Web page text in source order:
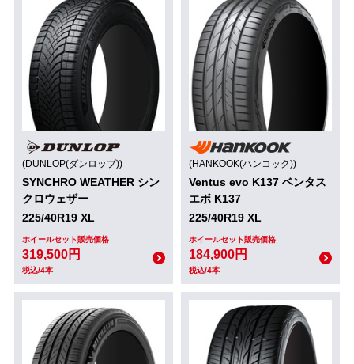
(DUNLOP(ダンロップ))
SYNCHRO WEATHER シン
クロウェザー
225/40R19 XL
ホイールセット販売価格
319,500円
税込/4本
(HANKOOK(ハンコック))
Ventus evo K137 ベンタス
エボ K137
225/40R19 XL
ホイールセット販売価格
184,900円
税込/4本